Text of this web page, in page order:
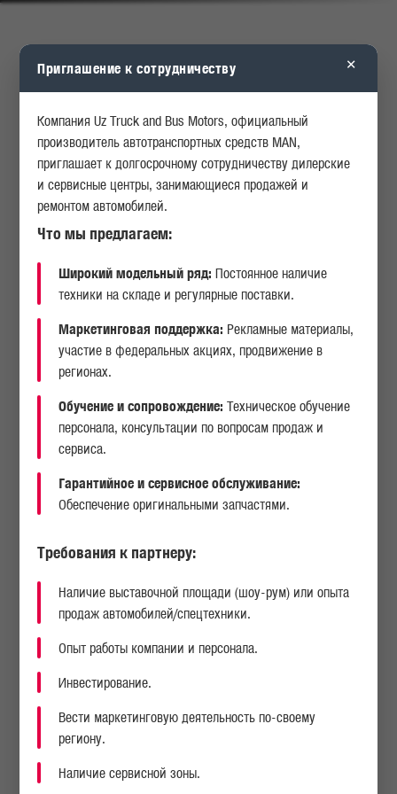
ИСТОРИЯ
АКЦИИ
Производственные мощности СП
в Джамбайском районе Самаркандской области.
Производственная площадь занимаемая предприятием составляет 26,34
гектара.
Продукция предприятия — грузовые автомобили MAN полной массой от 15
Мощность завода рассчитана на выпуск свыше 3 тысяч грузовых автомобилей
Приглашение к сотрудничеству ×
Компания Uz Truck and Bus Motors, официальный
производитель автотранспортных средств MAN,
приглашает к долгосрочному сотрудничеству дилерские
и сервисные центры, занимающиеся продажей и
ремонтом автомобилей.
Что мы предлагаем:
Широкий модельный ряд: Постоянное наличие
техники на складе и регулярные поставки.
Маркетинговая поддержка: Рекламные материалы,
участие в федеральных акциях, продвижение в
регионах.
Обучение и сопровождение: Техническое обучение
персонала, консультации по вопросам продаж и
сервиса.
Гарантийное и сервисное обслуживание:
Обеспечение оригинальными запчастями.
Требования к партнеру:
Наличие выставочной площади (шоу-рум) или опыта
продаж автомобилей/спецтехники.
Опыт работы компании и персонала.
Инвестирование.
Вести маркетинговую деятельность по-своему
региону.
Наличие сервисной зоны.